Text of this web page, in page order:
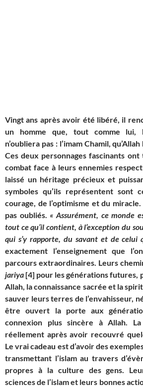
Vingt ans après avoir été libéré, il
un homme que, tout comme lui,
n’oubliera pas : l’imam Chamil,
Ces deux personnages fascinants
combat face à leurs ennemies
laissé un héritage précieux et
symboles qu’ils représentent
courage, de l’optimisme et du
pas oubliés. « Assurément, ce monde
tout ce qu’il contient, àl’exception du
qui s’y rapporte, du savant et de celui
exactement l’enseignement que
parcours extraordinaires. Leurs
jariya [4] pour les générations futures,
Allah, la connaissance sacrée et la
sauver leurs terres de l’envahisseur,
être ouvert la porte aux
connexion plus sincère àAllah. La
réellement après avoir recouvré
Le vrai cadeau est d’avoir des
transmettant l’islam au travers
propres à la culture des gens.
sciences de l’islam et leurs bonnes